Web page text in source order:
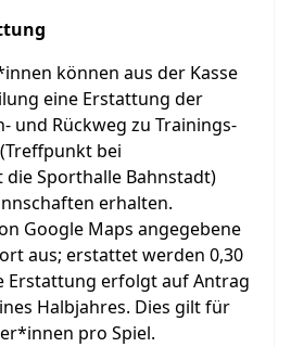
können aus der Kasse
eine Erstattung der
und Rückweg zu Trainings-
bei
Sporthalle Bahnstadt)
erhalten.
Google Maps angegebene
aus; erstattet werden 0,30
Erstattung erfolgt auf Antrag
Halbjahres. Dies gilt für
pro Spiel.